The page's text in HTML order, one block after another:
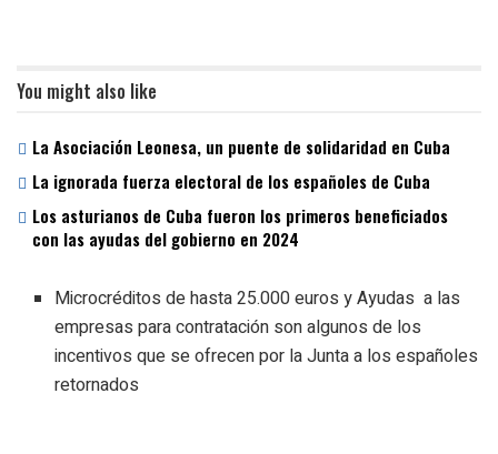
You might also like
La Asociación Leonesa, un puente de solidaridad en Cuba
La ignorada fuerza electoral de los españoles de Cuba
Los asturianos de Cuba fueron los primeros beneficiados
con las ayudas del gobierno en 2024
Microcréditos de hasta 25.000 euros y Ayudas a las
empresas para contratación son algunos de los
incentivos que se ofrecen por la Junta a los españoles
retornados